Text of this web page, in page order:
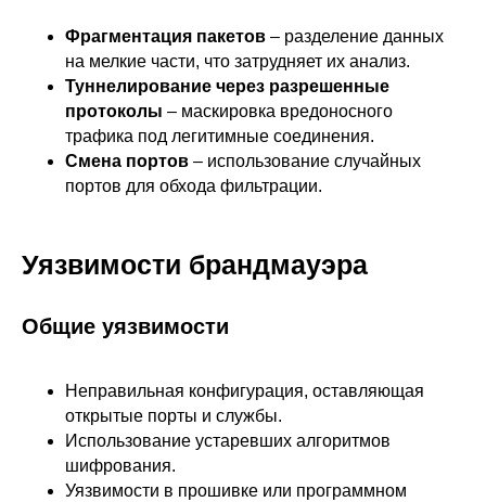
Фрагментация пакетов – разделение данных
на мелкие части, что затрудняет их анализ.
Туннелирование через разрешенные
протоколы – маскировка вредоносного
трафика под легитимные соединения.
Смена портов – использование случайных
портов для обхода фильтрации.
Уязвимости брандмауэра
Общие уязвимости
Неправильная конфигурация, оставляющая
открытые порты и службы.
Использование устаревших алгоритмов
шифрования.
Уязвимости в прошивке или программном